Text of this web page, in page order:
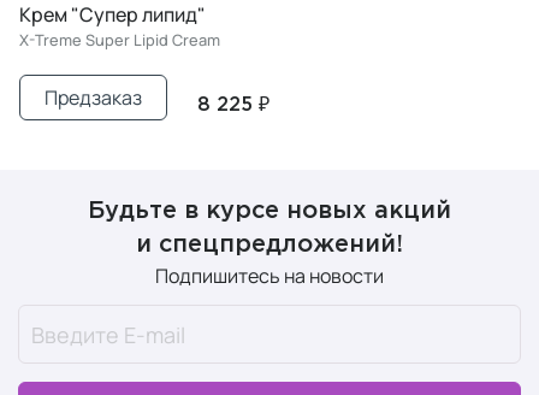
Крем "Супер липид"
X-Treme Super Lipid Cream
8 225 ₽
Предзаказ
Будьте в курсе новых акций
и спецпредложений!
Подпишитесь на новости